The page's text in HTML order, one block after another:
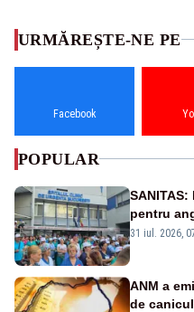
URMĂREȘTE-NE PE
Facebook
POPULAR
pentru
Legii
31 iul. 2026,
ANM a
de